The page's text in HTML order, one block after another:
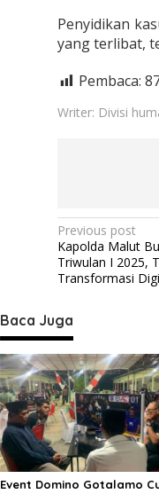
a
s
u
n
Penyidikan
yang terlibat,
Pembaca:
Writer: Divisi
P
o
s
n
a
v
i
g
a
t
Previous post
Kapolda Malut
Triwulan I 2025,
Transformasi
Baca Juga
Event Domino Gotalamo